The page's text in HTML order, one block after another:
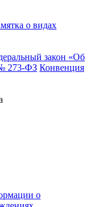
о видах
закон «Об
273-ФЗ Конвенция
о